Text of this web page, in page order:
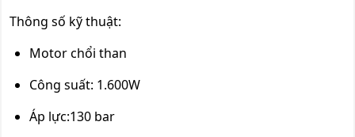
Thông số kỹ thuật:
Motor chổi than
Công suất: 1.600W
Áp lực:130 bar